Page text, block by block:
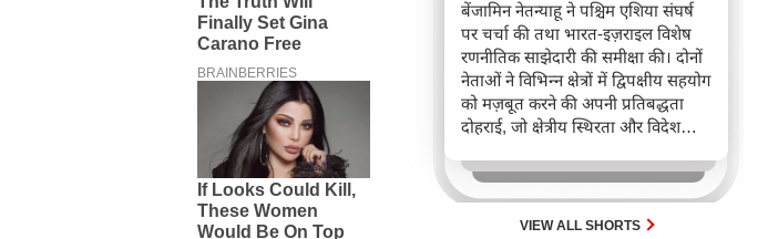
बेंजामिन नेतन्याहू ने पश्चिम एशिया संघर्ष
पर चर्चा की तथा भारत-इज़राइल विशेष
रणनीतिक साझेदारी की समीक्षा की। दोनों
नेताओं ने विभिन्न क्षेत्रों में द्विपक्षीय सहयोग
को मज़बूत करने की अपनी प्रतिबद्धता
दोहराई, जो क्षेत्रीय स्थिरता और विदेश
करता है।
VIEW ALL SHORTS